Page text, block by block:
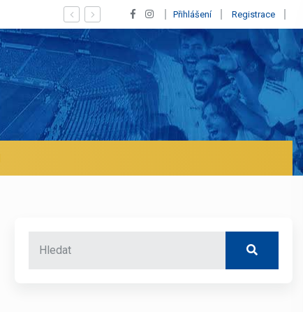
Vypískaný Vinícius! Blíží se jeho odchod z Realu a pustí
Přihlášení Registrace